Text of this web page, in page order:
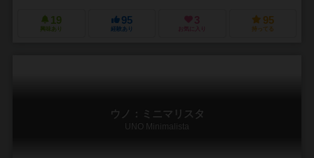
19
興味あり
95
経験あり
3
お気に入り
95
持ってる
ウノ：ミニマリスタ
UNO Minimalista